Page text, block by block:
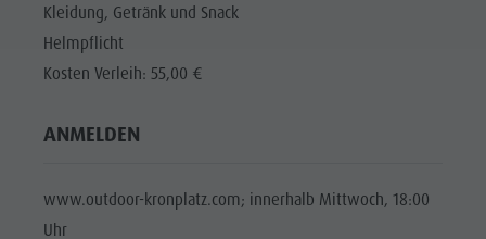
Kleidung, Getränk und Snack
Helmpflicht
Kosten Verleih: 55,00 €
ANMELDEN
www.outdoor-kronplatz.com; innerhalb Mittwoch, 18:00
Uhr